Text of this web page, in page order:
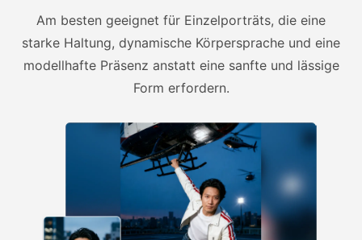
Am besten geeignet für Einzelporträts, die eine
starke Haltung, dynamische Körpersprache und eine
modellhafte Präsenz anstatt eine sanfte und lässige
Form erfordern.